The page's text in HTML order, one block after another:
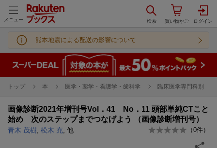
メニュー
熊本地震による配送の影響について
トップ 本 医学・薬学・看護学・歯科学 臨床医学専門科別
画像診断2021年増刊号Vol．41 No．11 頭部単純CTこと
始め 次のステップまでつなげよう （画像診断増刊号）
青木 茂樹 松木 充 , 他 （0件）